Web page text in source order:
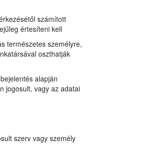
számított
értesíteni kell
természetes személyre,
oszthatják
alapján
jogosult, vagy az adatai
szerv vagy személy